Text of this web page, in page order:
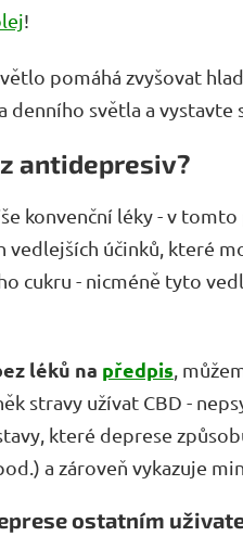
!
pomáhá zvyšovat
světla a vystavte
antidepresiv?
konvenční léky - v
vedlejších účinků, které
cukru - nicméně tyto
léků na předpis ,
stravy užívat CBD -
které deprese
a zároveň vykazuje
ostatním